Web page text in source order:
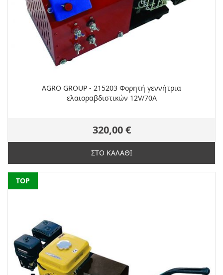
AGRO GROUP - 215203 Φορητή γεννήτρια
ελαιοραβδιστικών 12V/70A
320,00 €
ΣΤΟ ΚΑΛΑΘΙ
NEW
TOP